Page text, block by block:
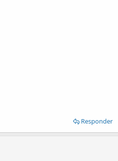
Responder